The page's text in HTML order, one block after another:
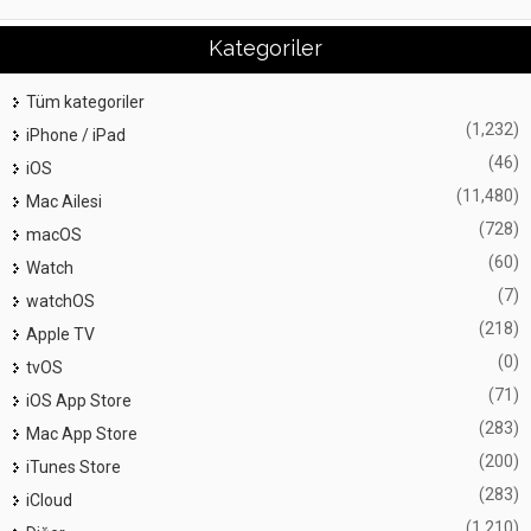
Kategoriler
Tüm kategoriler
iPhone / iPad
(1,232)
iOS (46)
Mac Ailesi (11,480)
macOS (728)
Watch (60)
watchOS (7)
Apple TV (218)
tvOS (0)
iOS App Store (71)
Mac App Store (283)
iTunes Store (200)
iCloud (283)